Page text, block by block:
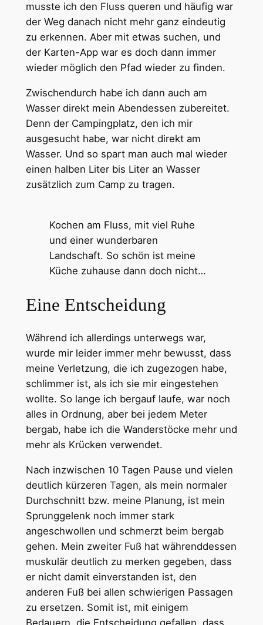
musste ich den Fluss queren und häufig war
der Weg danach nicht mehr ganz eindeutig
zu erkennen. Aber mit etwas suchen, und
der Karten-App war es doch dann immer
wieder möglich den Pfad wieder zu finden.
Zwischendurch habe ich dann auch am
Wasser direkt mein Abendessen zubereitet.
Denn der Campingplatz, den ich mir
ausgesucht habe, war nicht direkt am
Wasser. Und so spart man auch mal wieder
einen halben Liter bis Liter an Wasser
zusätzlich zum Camp zu tragen.
Kochen am Fluss, mit viel Ruhe
und einer wunderbaren
Landschaft. So schön ist meine
Küche zuhause dann doch nicht…
Eine Entscheidung
Während ich allerdings unterwegs war,
wurde mir leider immer mehr bewusst, dass
meine Verletzung, die ich zugezogen habe,
schlimmer ist, als ich sie mir eingestehen
wollte. So lange ich bergauf laufe, war noch
alles in Ordnung, aber bei jedem Meter
bergab, habe ich die Wanderstöcke mehr und
mehr als Krücken verwendet.
Nach inzwischen 10 Tagen Pause und vielen
deutlich kürzeren Tagen, als mein normaler
Durchschnitt bzw. meine Planung, ist mein
Sprunggelenk noch immer stark
angeschwollen und schmerzt beim bergab
gehen. Mein zweiter Fuß hat währenddessen
muskulär deutlich zu merken gegeben, dass
er nicht damit einverstanden ist, den
anderen Fuß bei allen schwierigen Passagen
zu ersetzen. Somit ist, mit einigem